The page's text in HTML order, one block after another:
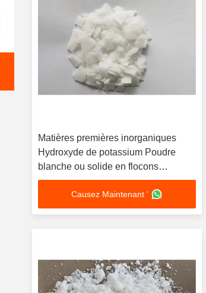
Matières premières inorganiques
Hydroxyde de potassium Poudre
blanche ou solide en flocons
Alcalinité et corrosivité fortes
Causez Maintenant '